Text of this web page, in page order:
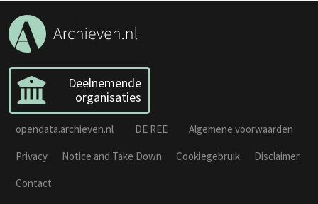
Deelnemende
organisaties
opendata.archieven.nl DE REE
Algemene voorwaarden
Privacy
Notice and Take Down Cookiegebruik
Disclaimer
Contact